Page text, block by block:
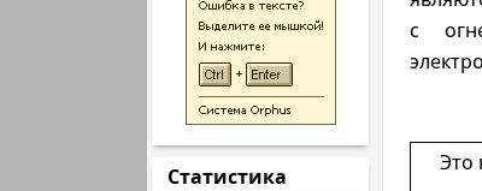
Статистика
с
Это